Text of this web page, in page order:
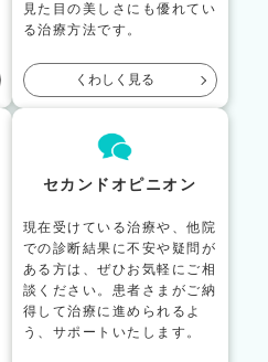
見た目の美しさにも優れてい
る治療方法です。
くわしく見る
セカンドオピニオン
現在受けている治療や、他院
での診断結果に不安や疑問が
ある方は、ぜひお気軽にご相
談ください。患者さまがご納
得して治療に進められるよ
う、サポートいたします。